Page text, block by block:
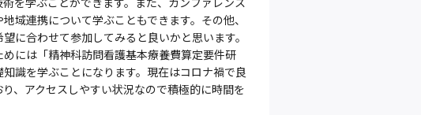
域連携について学ぶこともできます。その他、
に合わせて参加してみると良いかと思います。
には「精神科訪問看護基本療養費算定要件研
識を学ぶことになります。現在はコロナ禍で良
、アクセスしやすい状況なので積極的に時間を